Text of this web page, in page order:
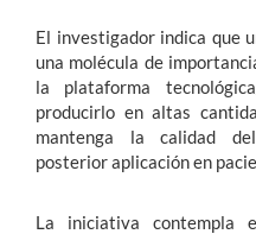
El investigador indica que
una molécula de
la plataforma
producirlo en altas
mantenga la calidad
posterior aplicación en
La iniciativa contempla